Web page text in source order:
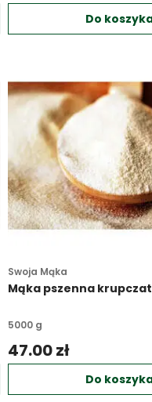
Do
Swoja Mąka
Mąka pszenna
5000 g
47.00 zł
Do